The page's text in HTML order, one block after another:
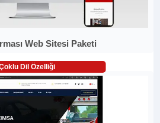
Web Sitesi Paketi
Dil Özelliği